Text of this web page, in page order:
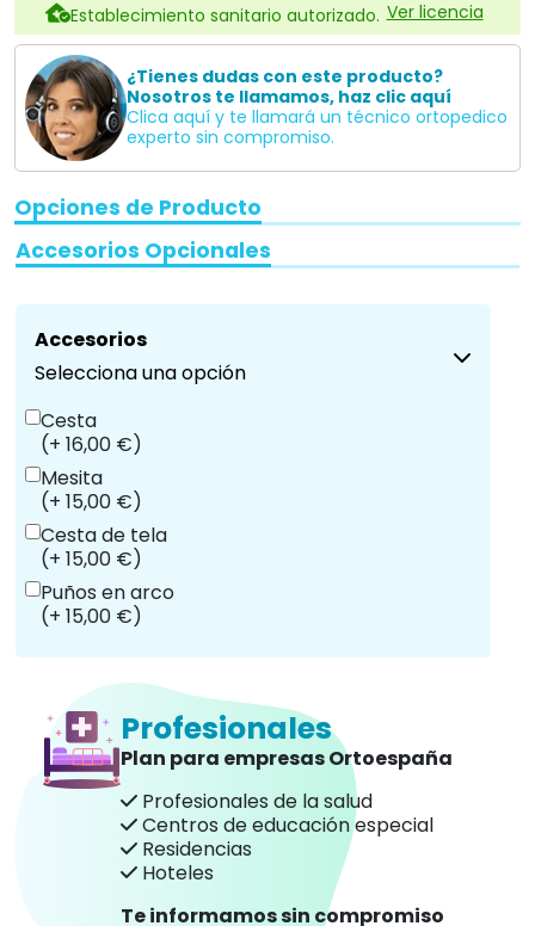
Establecimiento sanitario autorizado. Ver licencia
¿Tienes dudas con este producto?
Nosotros te llamamos, haz clic aquí
Clica aquí y te llamará un técnico ortopedico
experto sin compromiso.
Opciones de Producto
Accesorios Opcionales
Accesorios
Selecciona una opción
Cesta
(+ 16,00 €)
Mesita
(+ 15,00 €)
Cesta de tela
(+ 15,00 €)
Puños en arco
(+ 15,00 €)
Profesionales
Plan para empresas Ortoespaña
Profesionales de la salud
Centros de educación especial
Residencias
Hoteles
Te informamos sin compromiso